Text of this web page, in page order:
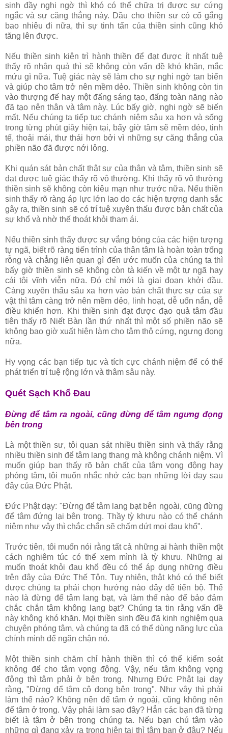
sinh đầy nghi ngờ thì khó có thể chữa trị được sự cứng
ngắc và sự căng thẳng này. Dầu cho thiền sư có cố gắng
bao nhiêu đi nữa, thì sự tinh tấn của thiền sinh cũng khó
tăng lên được.
Nếu thiền sinh kiên trì hành thiền để đạt được ít nhất tuệ
thấy rõ nhân quả thì sẽ không còn vấn đề khó khăn, mắc
mứu gì nữa. Tuệ giác này sẽ làm cho sự nghi ngờ tan biến
và giúp cho tâm trở nên mềm dẻo. Thiền sinh không còn tin
vào thượng đế hay một đấng sáng tạo, đấng toàn năng nào
đã tạo nên thân và tâm này. Lúc bấy giờ, nghi ngờ sẽ biến
mất. Nếu chúng ta tiếp tục chánh niệm sâu xa hơn và sống
trong từng phút giây hiện tại, bấy giờ tâm sẽ mềm dẻo, tinh
tế, thoải mái, thư thái hơn bởi vì những sự căng thẳng của
phiền não đã được nới lỏng.
Khi quán sát bản chất thật sự của thân và tâm, thiền sinh sẽ
đạt được tuệ giác thấy rõ vô thường. Khi thấy rõ vô thường
thiền sinh sẽ không còn kiêu mạn như trước nữa. Nếu thiền
sinh thấy rõ ràng áp lực lớn lao do các hiện tượng danh sắc
gây ra, thiền sinh sẽ có trí tuệ xuyên thấu được bản chất của
sự khổ và nhờ thế thoát khỏi tham ái.
Nếu thiền sinh thấy được sự vắng bóng của các hiện tượng
tự ngã, biết rõ ràng tiến trình của thân tâm là hoàn toàn trống
rỗng và chẳng liên quan gì đến ước muốn của chúng ta thì
bấy giờ thiền sinh sẽ không còn tà kiến về một tự ngã hay
cái tôi vĩnh viễn nữa. Ðó chỉ mới là giai đoạn khởi đầu.
Càng xuyên thấu sâu xa hơn vào bản chất thực sự của sự
vật thì tâm càng trở nên mềm dẻo, linh hoạt, dễ uốn nắn, dễ
điều khiển hơn. Khi thiền sinh đạt được đạo quả tâm đầu
tiên thấy rõ Niết Bàn lần thứ nhất thì một số phiền não sẽ
không bao giờ xuất hiện làm cho tâm thô cứng, ngưng đọng
nữa.
Hy vọng các bạn tiếp tục và tích cực chánh niệm để có thể
phát triển trí tuệ rộng lớn và thâm sâu này.
Quét Sạch Khổ Ðau
Ðừng để tâm ra ngoài, cũng đừng để tâm ngưng đọng
bên trong
Là một thiền sư, tôi quan sát nhiều thiền sinh và thấy rằng
nhiều thiền sinh để tâm lang thang mà không chánh niệm. Vì
muốn giúp bạn thấy rõ bản chất của tâm vọng động hay
phóng tâm, tôi muốn nhắc nhở các bạn những lời dạy sau
đây của Ðức Phật.
Ðức Phật dạy: "Ðừng để tâm lang bạt bên ngoài, cũng đừng
để tâm đứng lại bên trong. Thầy tỳ khưu nào có thể chánh
niệm như vậy thì chắc chắn sẽ chấm dứt mọi đau khổ".
Trước tiên, tôi muốn nói rằng tất cả những ai hành thiền một
cách nghiêm túc có thể xem mình là tỳ khưu. Những ai
muốn thoát khỏi đau khổ đều có thể áp dụng những điều
trên đây của Ðức Thế Tôn. Tuy nhiên, thật khó có thể biết
được chúng ta phải chọn hướng nào đây để tiến bộ. Thế
nào là đừng để tâm lang bạt, và làm thế nào để bảo đảm
chắc chắn tâm không lang bạt? Chúng ta tin rằng vấn đề
này không khó khăn. Mọi thiền sinh đều đã kinh nghiệm qua
chuyện phóng tâm, và chúng ta đã có thể dùng năng lực của
chính mình để ngăn chận nó.
Một thiền sinh chăm chỉ hành thiền thì có thể kiểm soát
không để cho tâm vọng động. Vậy, nếu tâm không vọng
động thì tâm phải ở bên trong. Nhưng Ðức Phật lại dạy
rằng, "Ðừng để tâm cô đọng bên trong". Như vậy thì phải
làm thế nào? Không nên để tâm ở ngoài, cũng không nên
để tâm ở trong. Vậy phải làm sao đây? Hẳn các bạn đã từng
biết là tâm ở bên trong chúng ta. Nếu bạn chú tâm vào
những gì đang xảy ra trong hiện tại thì tâm bạn ở đâu? Nếu